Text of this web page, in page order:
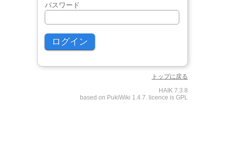
パスワード
トップに戻る
HAIK 7.3.8
based on PukiWiki 1.4.7. licence is GPL